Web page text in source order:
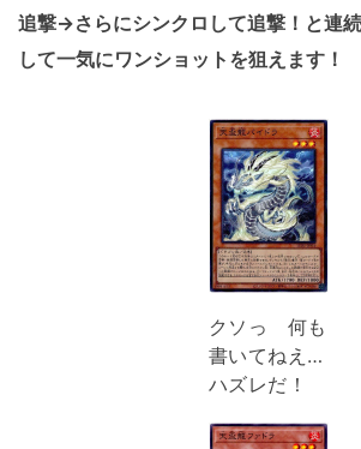
追撃→さらにシンクロして追撃！と連
して一気にワンショットを狙えます！
クソっ 何も
書いてねえ…
ハズレだ！